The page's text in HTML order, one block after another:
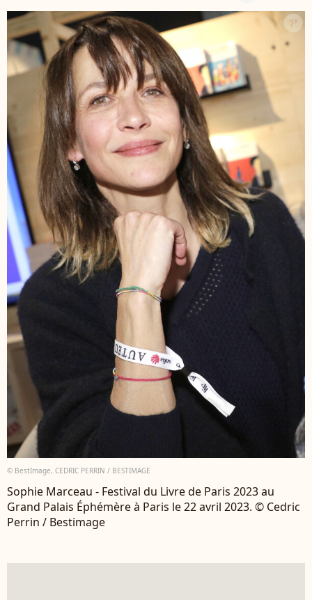
© BestImage, CEDRIC PERRIN / BESTIMAGE
Sophie Marceau - Festival du Livre de Paris 2023 au
Grand Palais Éphémère à Paris le 22 avril 2023. © Cedric
Perrin / Bestimage